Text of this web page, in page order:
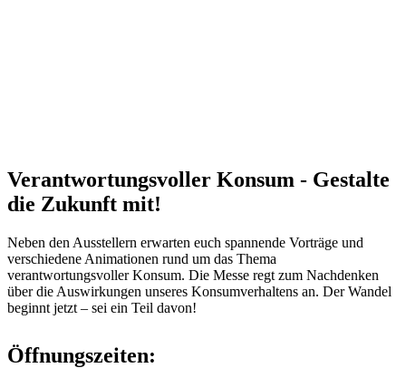
Verantwortungsvoller Konsum - Gestalte
die Zukunft mit!
Neben den Ausstellern erwarten euch spannende Vorträge und
verschiedene Animationen rund um das Thema
verantwortungsvoller Konsum. Die Messe regt zum Nachdenken
über die Auswirkungen unseres Konsumverhaltens an. Der Wandel
beginnt jetzt – sei ein Teil davon!
Öffnungszeiten: